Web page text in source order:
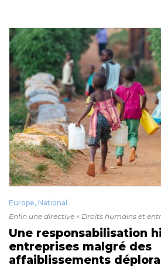
Europe, National
Enfin une directive « Droits humains et
Une responsabilisation
entreprises malgré des
affaiblissements